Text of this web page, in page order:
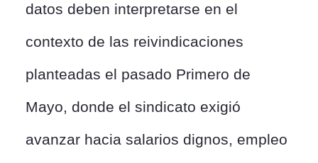
datos deben interpretarse en el
contexto de las reivindicaciones
planteadas el pasado Primero de
Mayo, donde el sindicato exigió
avanzar hacia salarios dignos, empleo